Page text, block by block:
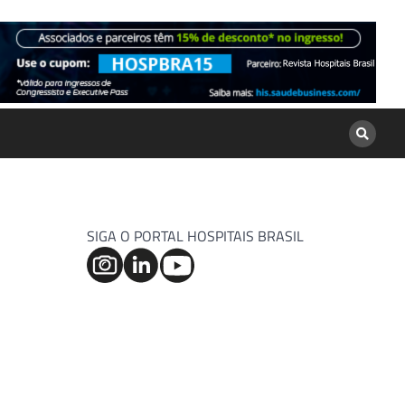
SIGA O PORTAL HOSPITAIS BRASIL